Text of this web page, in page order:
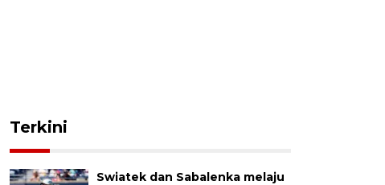
Terkini
Swiatek dan Sabalenka melaju